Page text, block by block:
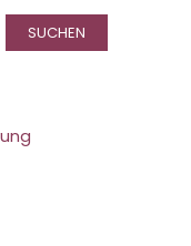
SUCHEN